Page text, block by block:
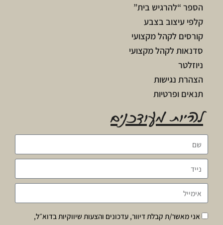
הספר “להרגיש בית”
קלפי עיצוב בצבע
קורסים לקהל מקצועי
סדנאות לקהל מקצועי
ניוזלטר
הצהרת נגישות
תנאים ופרטיות
להיות מעודכנים
אני מאשר/ת קבלת דיוור, עדכונים והצעות שיווקיות בדוא״ל,